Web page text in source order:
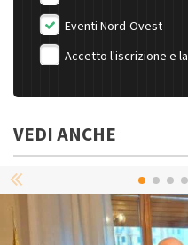
Eventi Nord-Ovest
Accetto l'iscrizione e la
VEDI ANCHE